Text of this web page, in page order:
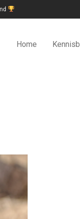
Home